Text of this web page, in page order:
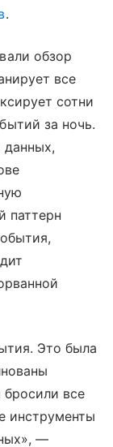
.
обзор
все
сотни
за ночь.
паттерн
Это была
все
инструменты
—